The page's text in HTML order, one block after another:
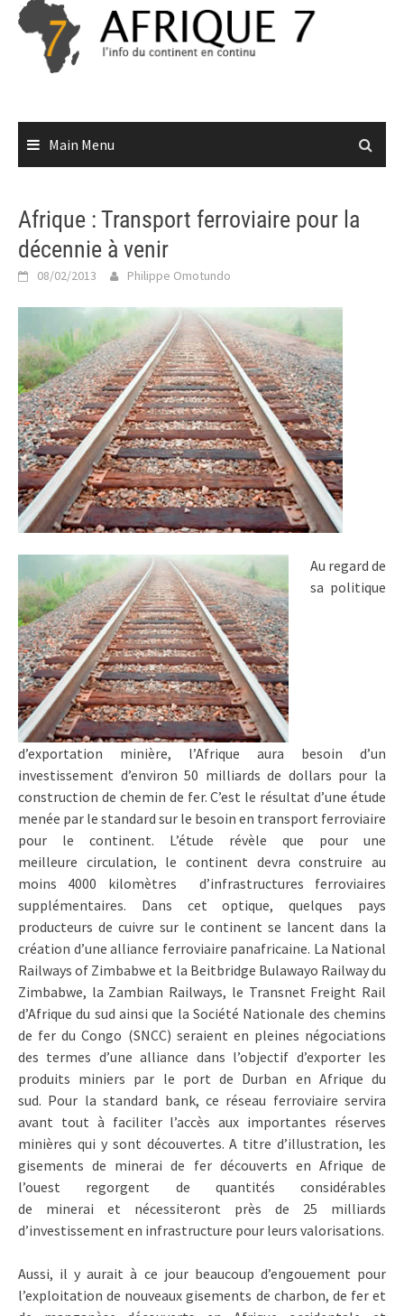
Skip
content
Main Menu
Afrique : Transport ferroviaire pour la
décennie à venir
08/02/2013 Philippe Omotundo
Au regard de
sa politique
d’exportation minière, l’Afrique aura besoin d’un
investissement d’environ 50 milliards de dollars pour la
construction de chemin de fer. C’est le résultat d’une étude
menée par le standard sur le besoin en transport ferroviaire
pour le continent. L’étude révèle que pour une
meilleure circulation, le continent devra construire au
moins 4000 kilomètres d’infrastructures ferroviaires
supplémentaires. Dans cet optique, quelques pays
producteurs de cuivre sur le continent se lancent dans la
création d’une alliance ferroviaire panafricaine. La National
Railways of Zimbabwe et la Beitbridge Bulawayo Railway du
Zimbabwe, la Zambian Railways, le Transnet Freight Rail
d’Afrique du sud ainsi que la Société Nationale des chemins
de fer du Congo (SNCC) seraient en pleines négociations
des termes d’une alliance dans l’objectif d’exporter les
produits miniers par le port de Durban en Afrique du
sud. Pour la standard bank, ce réseau ferroviaire servira
avant tout à faciliter l’accès aux importantes réserves
minières qui y sont découvertes. A titre d’illustration, les
gisements de minerai de fer découverts en Afrique de
l’ouest regorgent de quantités considérables
de minerai et nécessiteront près de 25 milliards
d’investissement en infrastructure pour leurs valorisations.
Aussi, il y aurait à ce jour beaucoup d’engouement pour
l’exploitation de nouveaux gisements de charbon, de fer et